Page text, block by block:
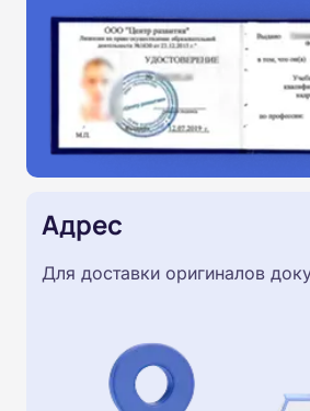
Адрес
Для доставки оригиналов